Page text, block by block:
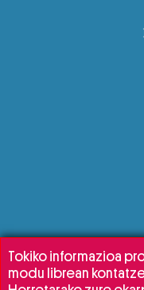
Tokiko informazioa
modu librean